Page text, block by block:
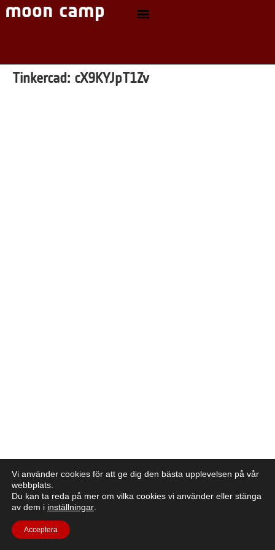
Tinkercad: cX9KYJpT1Zv
Vi använder cookies för att ge dig den bästa upplevelsen på vår
webbplats.
Du kan ta reda på mer om vilka cookies vi använder eller stänga
av dem i inställningar
Acceptera